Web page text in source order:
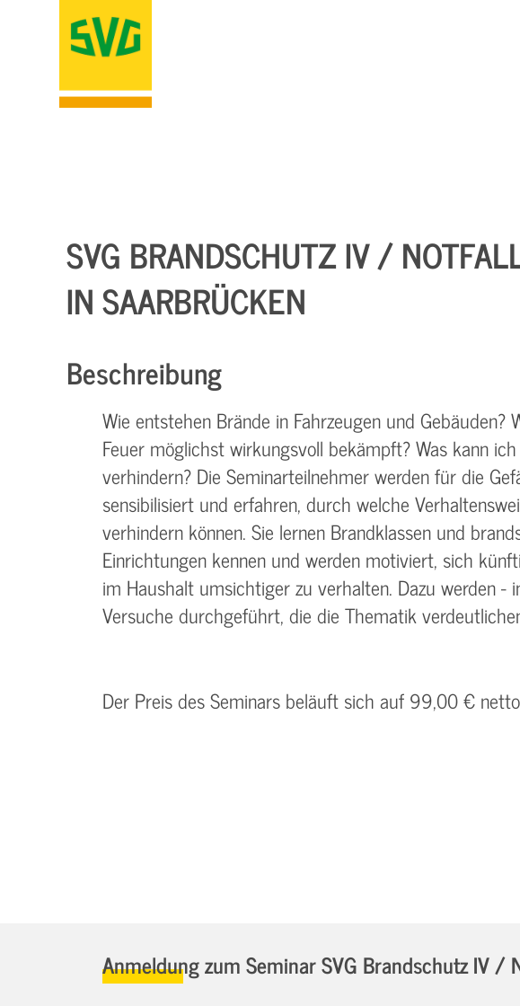
SVG BRANDSCHUTZ IV /
IN SAARBRÜCKEN
Beschreibung
Wie entstehen Brände in Fahrzeugen und Gebäuden?
Feuer möglichst wirkungsvoll bekämpft? Was kann
verhindern? Die Seminarteilnehmer werden für die
sensibilisiert und erfahren, durch welche
verhindern können. Sie lernen Brandklassen und
Einrichtungen kennen und werden motiviert, sich
im Haushalt umsichtiger zu verhalten. Dazu werden -
Versuche durchgeführt, die die Thematik
Der Preis des Seminars beläuft sich auf 99,00 €
Anmeldung zum Seminar SVG Brandschutz IV /